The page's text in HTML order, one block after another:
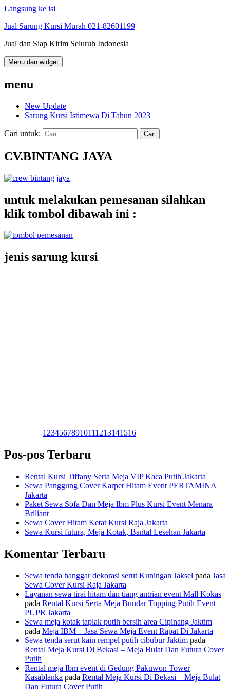
Langsung ke isi
Jual Sarung Kursi Murah 021-82601199
Jual dan Siap Kirim Seluruh Indonesia
Menu dan widget
menu
New Update
Sarung Kursi Istimewa Di Tahun 2023
Cari untuk:
CV.BINTANG JAYA
untuk melakukan pemesanan silahkan
klik tombol dibawah ini :
jenis sarung kursi
1 2345678910111213141516
Pos-pos Terbaru
Rental Kursi Tiffany Serta Meja VIP Kaca Putih Jakarta
Sewa Panggung Cover Karpet Hitam Event PERTAMINA
Jakarta
Paket Sewa Sofa Dan Meja Ibm Plus Kursi Event Menara
Briliant
Sewa Cover Hitam Ketat Kursi Raja Jakarta
Sewa Kursi futura, Meja Kotak, Bantal Lesehan Jakarta
Komentar Terbaru
Sewa tenda hanggar dekorasi serut Kuningan Jaksel pada Jasa
Sewa Cover Kursi Raja Jakarta
Layanan sewa tirai hitam dan tiang antrian event Mall Kokas
pada Rental Kursi Serta Meja Bundar Topping Putih Event
PUPR Jakarta
Sewa meja kotak taplak putih bersih area Cipinang Jaktim
pada Meja IBM – Jasa Sewa Meja Event Rapat Di Jakarta
Sewa tenda serut kain rempel putih cibubur Jaktim pada
Rental Meja Kursi Di Bekasi – Meja Bulat Dan Futura Cover
Putih
Rental meja Ibm event di Gedung Pakuwon Tower
Kasablanka pada Rental Meja Kursi Di Bekasi – Meja Bulat
Dan Futura Cover Putih